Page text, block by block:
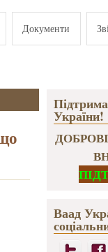
Документи
України!
Ваад